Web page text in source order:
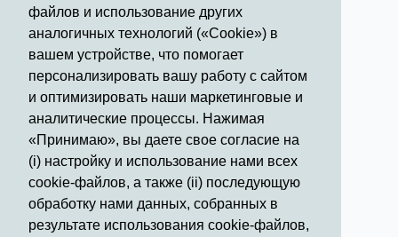
файлов и использование других
аналогичных технологий («Cookie») в
вашем устройстве, что помогает
персонализировать вашу работу с сайтом
и оптимизировать наши маркетинговые и
аналитические процессы. Нажимая
«Принимаю», вы даете свое согласие на
(i) настройку и использование нами всех
cookie-файлов, а также (ii) последующую
обработку нами данных, собранных в
результате использования cookie-файлов,
Режим работы стационара:
Круглосуточно
Телефон для справки:
50 - 21 - 50
Телефоны экстренной помощи
(звонок бесплатный)